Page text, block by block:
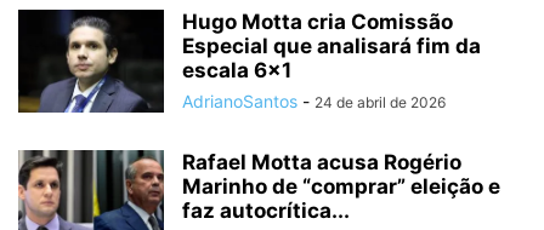
Hugo Motta cria Comissão
Especial que analisará fim da
escala 6×1
AdrianoSantos - 24 de abril de 2026
Rafael Motta acusa Rogério
Marinho de “comprar” eleição e
faz autocrítica...